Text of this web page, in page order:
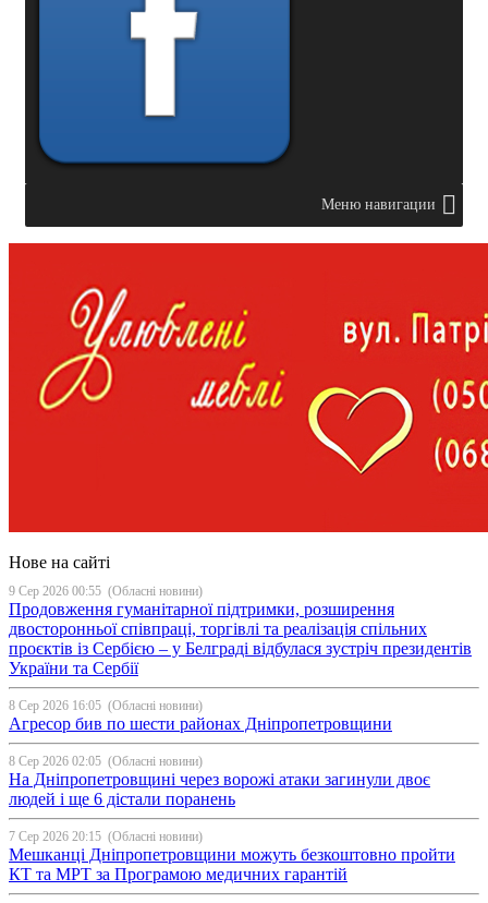
Меню навигации
Нове на сайті
9 Сер 2026 00:55 (Обласні новини)
Продовження гуманітарної підтримки, розширення
двосторонньої співпраці, торгівлі та реалізація спільних
проєктів із Сербією – у Белграді відбулася зустріч президентів
України та Сербії
8 Сер 2026 16:05 (Обласні новини)
Агресор бив по шести районах Дніпропетровщини
8 Сер 2026 02:05 (Обласні новини)
На Дніпропетровщині через ворожі атаки загинули двоє
людей і ще 6 дістали поранень
7 Сер 2026 20:15 (Обласні новини)
Мешканці Дніпропетровщини можуть безкоштовно пройти
КТ та МРТ за Програмою медичних гарантій